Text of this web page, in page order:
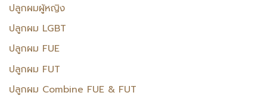
ปลูกผมผู้หญิง
ปลูกผม LGBT
ปลูกผม FUE
ปลูกผม FUT
ปลูกผม Combine FUE & FUT